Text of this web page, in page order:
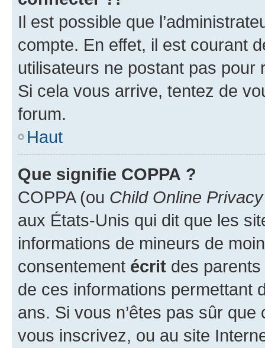
Il est possible que
compte. En effet, il est courant
utilisateurs ne postant pas pour
Si cela vous arrive, tentez de
forum.
Haut
Que signifie COPPA ?
COPPA (ou Child Online
aux États-Unis qui dit que les
informations de mineurs de
consentement écrit des parents
de ces informations permettant
ans. Si vous n’êtes pas sûr
vous inscrivez, ou au site